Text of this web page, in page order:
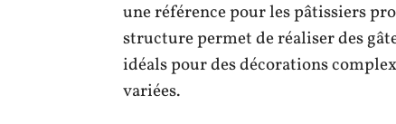
une référence pour les pâtissiers
structure permet de réaliser des
idéals pour des décorations
variées.